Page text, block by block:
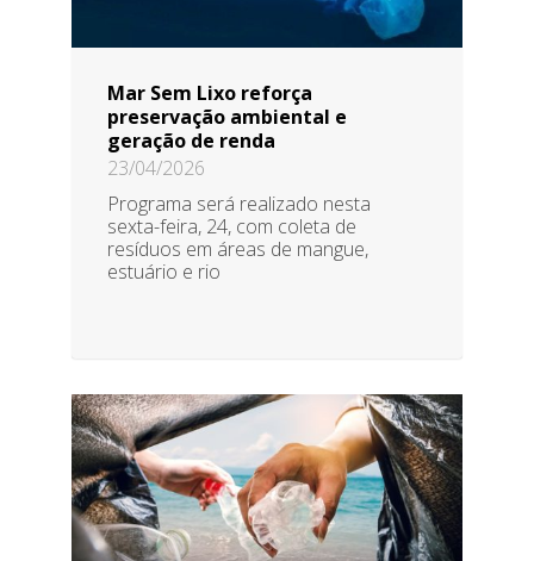
Mar Sem Lixo reforça
preservação ambiental e
geração de renda
23/04/2026
Programa será realizado nesta
sexta-feira, 24, com coleta de
resíduos em áreas de mangue,
estuário e rio